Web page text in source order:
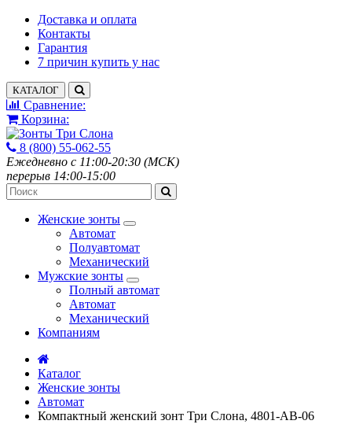
Доставка и оплата
Контакты
Гарантия
7 причин купить у нас
КАТАЛОГ
Сравнение:
Корзина:
8 (800) 55-062-55
Ежедневно с 11:00-20:30 (МСК)
перерыв 14:00-15:00
Женские зонты
Автомат
Полуавтомат
Механический
Мужские зонты
Полный автомат
Автомат
Механический
Компаниям
Каталог
Женские зонты
Автомат
Компактный женский зонт Три Слона, 4801-AB-06